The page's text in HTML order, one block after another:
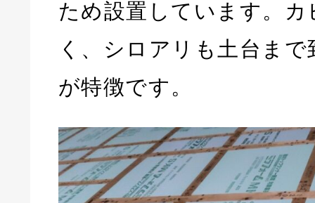
ため設置しています。
く、シロアリも土台ま
が特徴です。